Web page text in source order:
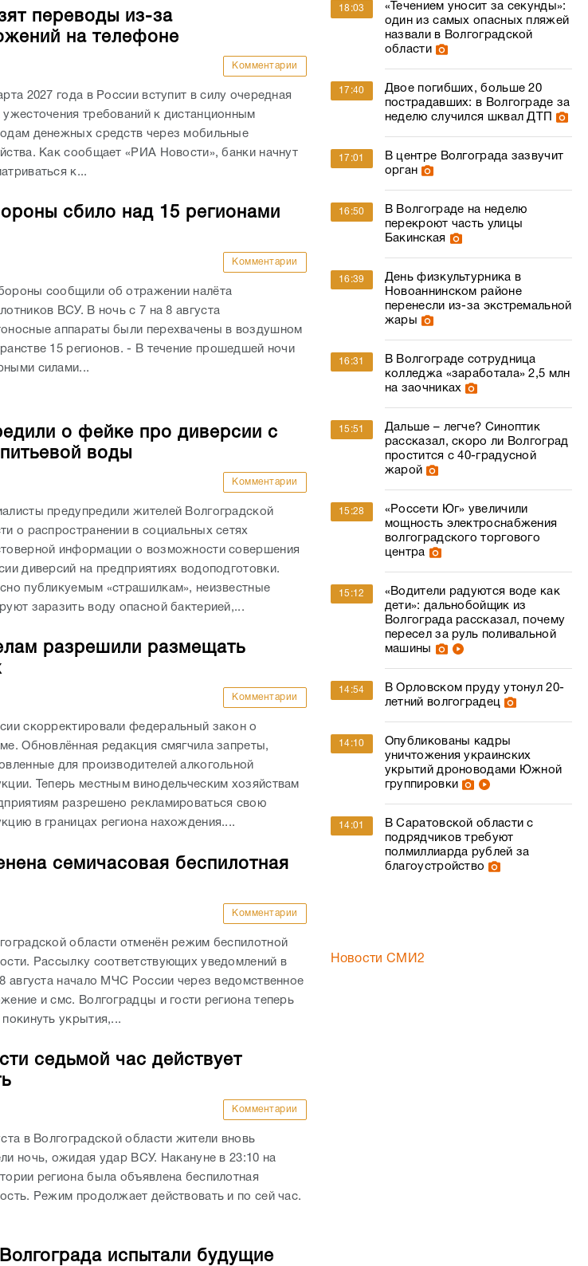
переводы из-за
на телефоне
Комментарии
2027 года в России вступит в силу очередная
ужесточения требований к дистанционным
денежных средств через мобильные
Как сообщает «РИА Новости», банки начнут
к...
сбило над 15 регионами
Комментарии
сообщили об отражении налёта
ВСУ. В ночь с 7 на 8 августа
аппараты были перехвачены в воздушном
15 регионов. - В течение прошедшей ночи
силами...
о фейке про диверсии с
воды
Комментарии
предупредили жителей Волгоградской
о распространении в социальных сетях
информации о возможности совершения
диверсий на предприятиях водоподготовки.
публикуемым «страшилкам», неизвестные
заразить воду опасной бактерией,...
разрешили размещать
Комментарии
скорректировали федеральный закон о
Обновлённая редакция смягчила запреты,
для производителей алкогольной
Теперь местным винодельческим хозяйствам
разрешено рекламироваться свою
в границах региона нахождения....
семичасовая беспилотная
Комментарии
области отменён режим беспилотной
Рассылку соответствующих уведомлений в
августа начало МЧС России через ведомственное
и смс. Волгоградцы и гости региона теперь
покинуть укрытия,...
седьмой час действует
Комментарии
в Волгоградской области жители вновь
ночь, ожидая удар ВСУ. Накануне в 23:10 на
региона была объявлена беспилотная
Режим продолжает действовать и по сей час.
испытали будущие
18:03
«Течением уносит за секунды»:
один из самых опасных пляжей
назвали в Волгоградской
области
17:40
Двое погибших, больше 20
пострадавших: в Волгограде за
неделю случился шквал ДТП
17:01
В центре Волгограда зазвучит
орган
16:50
В Волгограде на неделю
перекроют часть улицы
Бакинская
16:39
День физкультурника в
Новоаннинском районе
перенесли из-за экстремальной
жары
16:31
В Волгограде сотрудница
колледжа «заработала» 2,5 млн
на заочниках
15:51
Дальше – легче? Синоптик
рассказал, скоро ли Волгоград
простится с 40-градусной
жарой
15:28
«Россети Юг» увеличили
мощность электроснабжения
волгоградского торгового
центра
15:12
«Водители радуются воде как
дети»: дальнобойщик из
Волгограда рассказал, почему
пересел за руль поливальной
машины
14:54
В Орловском пруду утонул 20-
летний волгоградец
14:10
Опубликованы кадры
уничтожения украинских
укрытий дроноводами Южной
группировки
14:01
В Саратовской области с
подрядчиков требуют
полмиллиарда рублей за
благоустройство
Новости СМИ2